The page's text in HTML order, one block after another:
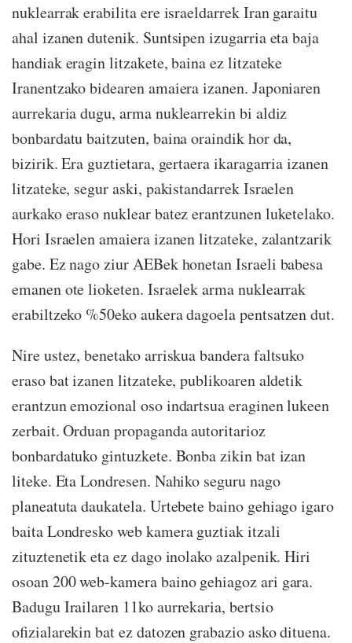
nuklearrak erabilita ere israeldarrek Iran garaitu
ahal izanen dutenik. Suntsipen izugarria eta baja
handiak eragin litzakete, baina ez litzateke
Iranentzako bidearen amaiera izanen. Japoniaren
aurrekaria dugu, arma nuklearrekin bi aldiz
bonbardatu baitzuten, baina oraindik hor da,
bizirik. Era guztietara, gertaera ikaragarria izanen
litzateke, segur aski, pakistandarrek Israelen
aurkako eraso nuklear batez erantzunen luketelako.
Hori Israelen amaiera izanen litzateke, zalantzarik
gabe. Ez nago ziur AEBek honetan Israeli babesa
emanen ote lioketen. Israelek arma nuklearrak
erabiltzeko %50eko aukera dagoela pentsatzen dut.
Nire ustez, benetako arriskua bandera faltsuko
eraso bat izanen litzateke, publikoaren aldetik
erantzun emozional oso indartsua eraginen lukeen
zerbait. Orduan propaganda autoritarioz
bonbardatuko gintuzkete. Bonba zikin bat izan
liteke. Eta Londresen. Nahiko seguru nago
planeatuta daukatela. Urtebete baino gehiago igaro
baita Londresko web kamera guztiak itzali
zituztenetik eta ez dago inolako azalpenik. Hiri
osoan 200 web-kamera baino gehiagoz ari gara.
Badugu Irailaren 11ko aurrekaria, bertsio
ofizialarekin bat ez datozen grabazio asko dituena.